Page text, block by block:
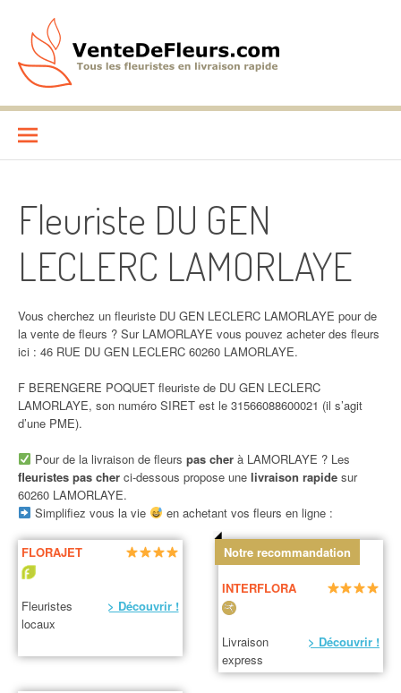
contenu
VenteDeFleurs.com
Fleuriste DU GEN
LECLERC LAMORLAYE
Vous cherchez un fleuriste DU GEN LECLERC LAMORLAYE pour de
la vente de fleurs ? Sur LAMORLAYE vous pouvez acheter des fleurs
ici : 46 RUE DU GEN LECLERC 60260 LAMORLAYE.
F BERENGERE POQUET fleuriste de DU GEN LECLERC
LAMORLAYE, son numéro SIRET est le 31566088600021 (il s’agit
d’une PME).
Pour de la livraison de fleurs pas cherà LAMORLAYE ? Les
fleuristes pas cher ci-dessous propose une livraison rapide sur
60260 LAMORLAYE.
Simplifiez vous la vie
en achetant vos fleurs en ligne :
FLORAJET
Fleuristes
locaux
> Découvrir !
Notre recommandation
INTERFLORA
Livraison
express
> Découvrir !